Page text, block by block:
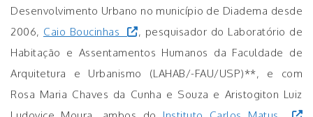
Desenvolvimento Urbano no município de Diadema desde
2006, Caio Boucinhas
, pesquisador do Laboratório de
Habitação e Assentamentos Humanos da Faculdade de
Arquitetura e Urbanismo (LAHAB/-FAU/USP)**, e com
Rosa Maria Chaves da Cunha e Souza e Aristogiton Luiz